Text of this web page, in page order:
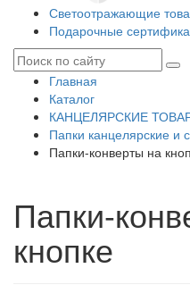
Светоотражающие
Подарочные
Главная
Каталог
КАНЦЕЛЯРСКИЕ
Папки канцелярские
Папки-конверты на
Папки-
кнопке